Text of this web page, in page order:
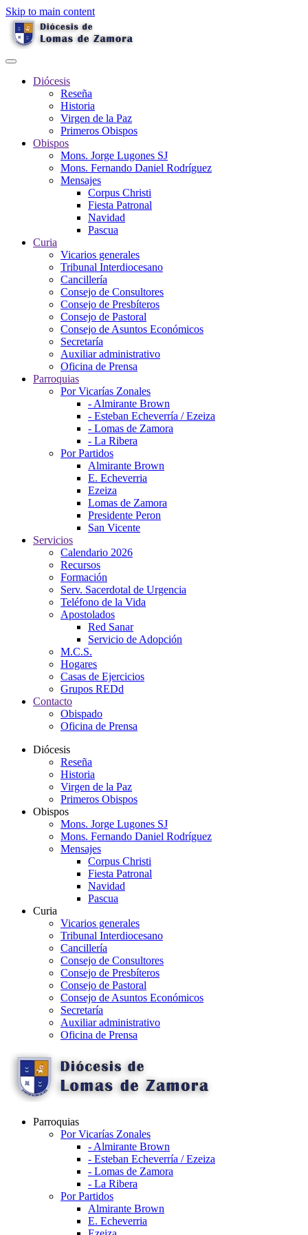
Skip to main content
Diócesis
Reseña
Historia
Virgen de la Paz
Primeros Obispos
Obispos
Mons. Jorge Lugones SJ
Mons. Fernando Daniel Rodríguez
Mensajes
Corpus Christi
Fiesta Patronal
Navidad
Pascua
Curia
Vicarios generales
Tribunal Interdiocesano
Cancillería
Consejo de Consultores
Consejo de Presbíteros
Consejo de Pastoral
Consejo de Asuntos Económicos
Secretaría
Auxiliar administrativo
Oficina de Prensa
Parroquias
Por Vicarías Zonales
- Almirante Brown
- Esteban Echeverría / Ezeiza
- Lomas de Zamora
- La Ribera
Por Partidos
Almirante Brown
E. Echeverria
Ezeiza
Lomas de Zamora
Presidente Peron
San Vicente
Servicios
Calendario 2026
Recursos
Formación
Serv. Sacerdotal de Urgencia
Teléfono de la Vida
Apostolados
Red Sanar
Servicio de Adopción
M.C.S.
Hogares
Casas de Ejercicios
Grupos REDd
Contacto
Obispado
Oficina de Prensa
Diócesis
Reseña
Historia
Virgen de la Paz
Primeros Obispos
Obispos
Mons. Jorge Lugones SJ
Mons. Fernando Daniel Rodríguez
Mensajes
Corpus Christi
Fiesta Patronal
Navidad
Pascua
Curia
Vicarios generales
Tribunal Interdiocesano
Cancillería
Consejo de Consultores
Consejo de Presbíteros
Consejo de Pastoral
Consejo de Asuntos Económicos
Secretaría
Auxiliar administrativo
Oficina de Prensa
Parroquias
Por Vicarías Zonales
- Almirante Brown
- Esteban Echeverría / Ezeiza
- Lomas de Zamora
- La Ribera
Por Partidos
Almirante Brown
E. Echeverria